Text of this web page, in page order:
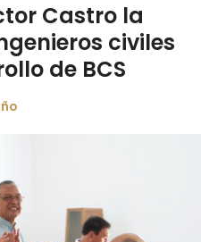
Castro la
civiles
de BCS